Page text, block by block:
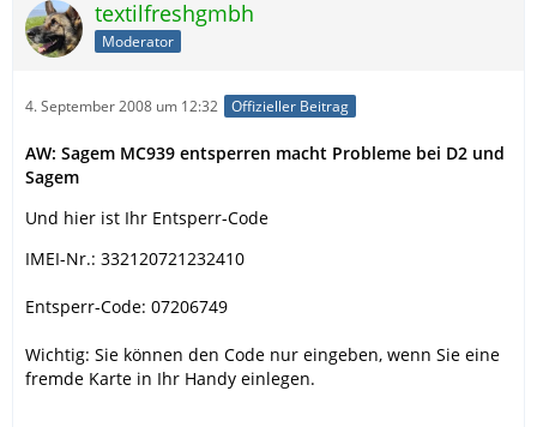
textilfreshgmbh
Moderator
4. September 2008 um 12:32 Offizieller Beitrag
AW: Sagem MC939 entsperren macht Probleme bei D2 und
Sagem
Und hier ist Ihr Entsperr-Code
IMEI-Nr.: 332120721232410
Entsperr-Code: 07206749
Wichtig: Sie können den Code nur eingeben, wenn Sie eine
fremde Karte in Ihr Handy einlegen.